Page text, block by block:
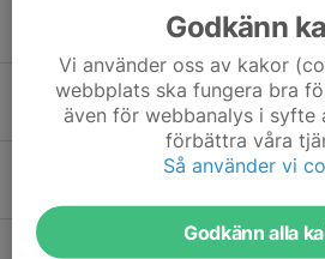
Onsdag 17/6
16 jun, 19:23 1
Vilka grabbar 💛🖤💚🤍
25 maj, 12:29 1
V.21 är intensiv
Kommande veckor 19, 20
Godkänn
Vi använder oss av kakor
webbplats ska fungera bra
även för webbanalys i syfte
förbättra våra
Så använder vi
Godkänn alla